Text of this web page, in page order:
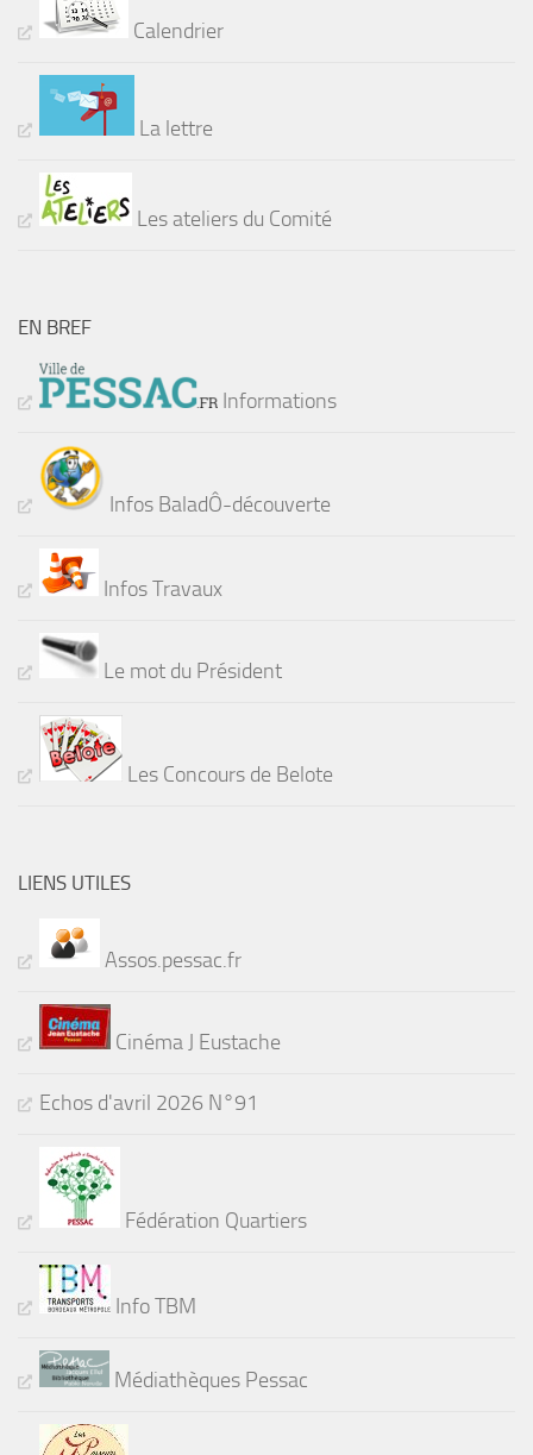
Calendrier
La lettre
Les ateliers du Comité
EN BREF
Informations
Infos BaladÔ-découverte
Infos Travaux
Le mot du Président
Les Concours de Belote
LIENS UTILES
Assos.pessac.fr
Cinéma J Eustache
Echos d'avril 2026 N°91
Fédération Quartiers
Info TBM
Médiathèques Pessac